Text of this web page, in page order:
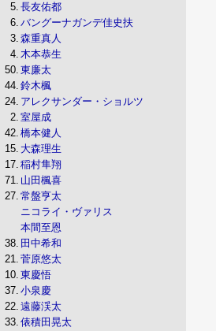
5. 長友佑都
6. バングーナガンデ佳史扶
3. 森重真人
4. 木本恭生
50. 東廉太
44. 鈴木楓
24. アレクサンダー・ショルツ
2. 室屋成
42. 橋本健人
15. 大森理生
17. 稲村隼翔
71. 山田楓喜
27. 常盤亨太
ニコライ・ヴァリス
本間至恩
38. 田中希和
21. 菅原悠太
10. 東慶悟
37. 小泉慶
22. 遠藤渓太
33. 俵積田晃太